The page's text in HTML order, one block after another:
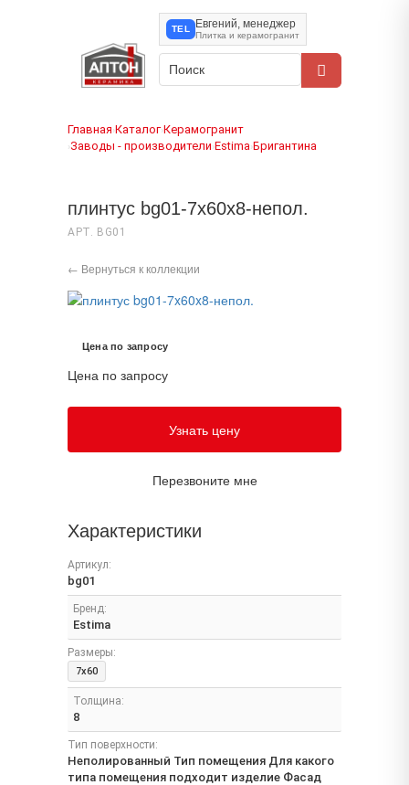
TEL
Евгений, менеджер
Плитка и керамогранит
Главная›Каталог›Керамогранит
›Заводы - производители›Estima›Бригантина
плинтус bg01-7x60x8-непол.
АРТ. BG01
← Вернуться к коллекции
Цена по запросу
Цена по запросу
Узнать цену
Перезвоните мне
Характеристики
Артикул:
bg01
Бренд:
Estima
Размеры:
7x60
Толщина:
8
Тип поверхности:
Неполированный Тип помещения Для какого
типа помещения подходит изделие Фасад